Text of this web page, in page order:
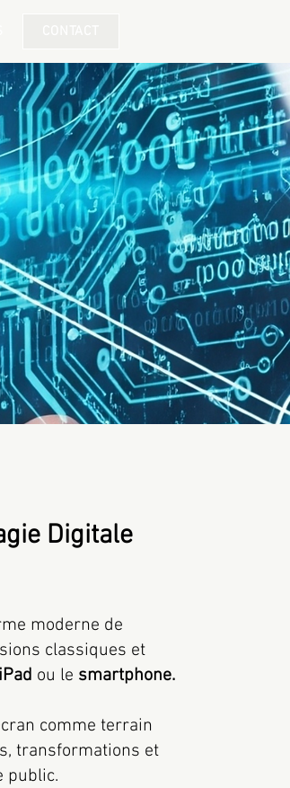
Digitale
moderne de
classiques et
ou le smartphone.
comme terrain
transformations et
public.